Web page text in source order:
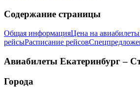
Содержание страницы
Общая информацияЦена на авиабилеты
рейсыРасписание рейсов
Авиабилеты Екатеринбург –
Города